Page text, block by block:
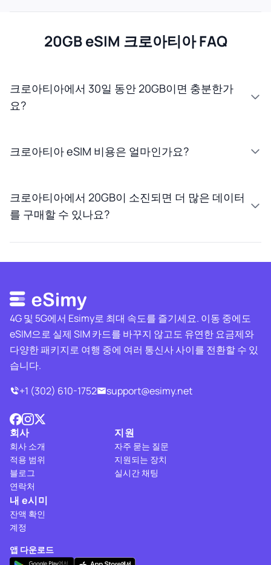
20GB eSIM 크로아티아 FAQ
크로아티아에서 30일 동안 20GB이면 충분한가
요?
크로아티아 eSIM 비용은 얼마인가요?
크로아티아에서 20GB이 소진되면 더 많은 데이터
를 구매할 수 있나요?
4G 및 5G에서 Esimy로 최대 속도를 즐기세요. 이동 중에도
eSIM으로 실제 SIM 카드를 바꾸지 않고도 유연한 요금제와
다양한 패키지로 여행 중에 여러 통신사 사이를 전환할 수 있
습니다.
+1 (302) 610-1752
support@esimy.net
회사
회사 소개
적용 범위
블로그
연락처
지원
자주 묻는 질문
지원되는 장치
실시간 채팅
내 e시미
잔액 확인
계정
앱 다운로드